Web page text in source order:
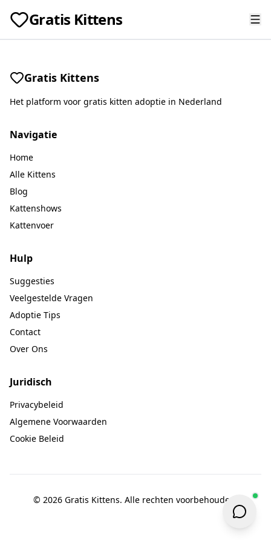
Gratis Kittens
Gratis Kittens
Het platform voor gratis kitten adoptie in Nederland
Navigatie
Home
Alle Kittens
Blog
Kattenshows
Kattenvoer
Hulp
Suggesties
Veelgestelde Vragen
Adoptie Tips
Contact
Over Ons
Juridisch
Privacybeleid
Algemene Voorwaarden
Cookie Beleid
© 2026 Gratis Kittens. Alle rechten voorbehouden.